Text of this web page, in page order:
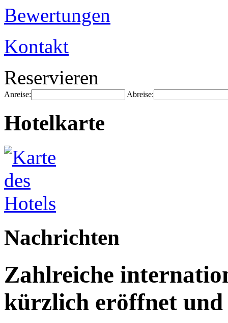
Bewertungen
Kontakt
Reservieren
Anreise: Abreise:
Hotelkarte
Nachrichten
Zahlreiche
kürzlich eröffnet und